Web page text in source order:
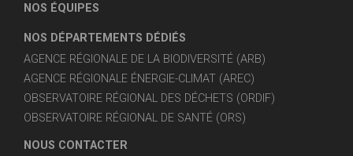
NOS ÉQUIPES
NOS DÉPARTEMENTS DÉDIÉS
AGENCE RÉGIONALE DE LA BIODIVERSITÉ (ARB)
AGENCE RÉGIONALE ÉNERGIE-CLIMAT (AREC)
OBSERVATOIRE RÉGIONAL DES DÉCHETS (ORDIF)
OBSERVATOIRE RÉGIONAL DE SANTÉ (ORS)
NOUS CONTACTER